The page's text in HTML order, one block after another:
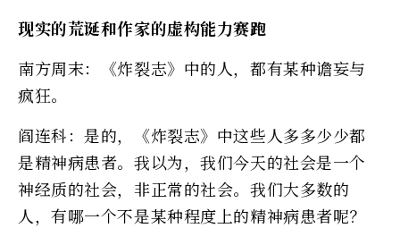
现实的荒诞和作家的虚构能力赛跑
南方周末：《炸裂志》中的人，都有某种谵妄与
疯狂。
阎连科：是的，《炸裂志》中这些人多多少少都
是精神病患者。我以为，我们今天的社会是一个
神经质的社会，非正常的社会。我们大多数的
人，有哪一个不是某种程度上的精神病患者呢？